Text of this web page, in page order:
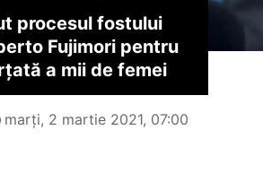
procesul fostului
Fujimori pentru
a mii de femei
marți, 2 martie 2021, 07:00